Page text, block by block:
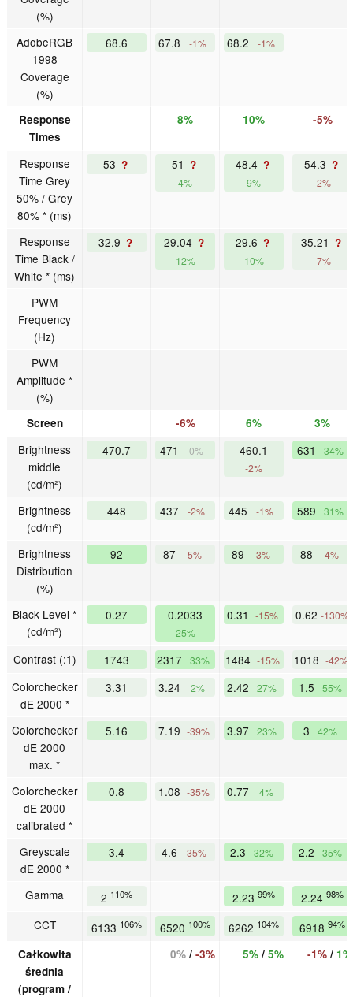
(%)
AdobeRGB
1998
Coverage
(%)
68.6 67.8 -1% 68.2 -1%
Response
Times
8% 10% -5%
Response
Time Grey
50% / Grey
80% * (ms)
53 ? 51 ?
4%
48.4 ?
9%
54.3 ?
-2%
Response
Time Black /
White * (ms)
32.9 ? 29.04 ?
12%
29.6 ?
10%
35.21 ?
-7%
PWM
Frequency
(Hz)
PWM
Amplitude *
(%)
Screen -6% 6% 3%
Brightness
middle
(cd/m²)
470.7 471 0% 460.1
-2%
631 34%
Brightness
(cd/m²)
448 437 -2% 445 -1% 589 31%
Brightness
Distribution
(%)
92 87 -5% 89 -3% 88 -4%
Black Level *
(cd/m²)
0.27 0.2033
25%
0.31 -15% 0.62 -130%
Contrast (:1) 1743 2317 33% 1484 -15% 1018 -42%
Colorchecker
dE 2000 *
3.31 3.24 2% 2.42 27% 1.5 55%
Colorchecker
dE 2000
max. *
5.16 7.19 -39% 3.97 23% 3 42%
Colorchecker
dE 2000
calibrated *
0.8 1.08 -35% 0.77 4%
Greyscale
dE 2000 *
3.4 4.6 -35% 2.3 32% 2.2 35%
Gamma 2 110% 2.23 99% 2.24 98%
CCT 6133 106% 6520 100% 6262 104% 6918 94%
Całkowita
średnia
(program /
0%/ -3% 5%/ 5% -1%/ 1%